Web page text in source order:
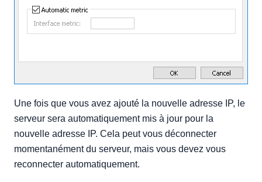
Une fois que vous avez ajouté la nouvelle adresse IP, le
serveur sera automatiquement mis à jour pour la
nouvelle adresse IP. Cela peut vous déconnecter
momentanément du serveur, mais vous devez vous
reconnecter automatiquement.